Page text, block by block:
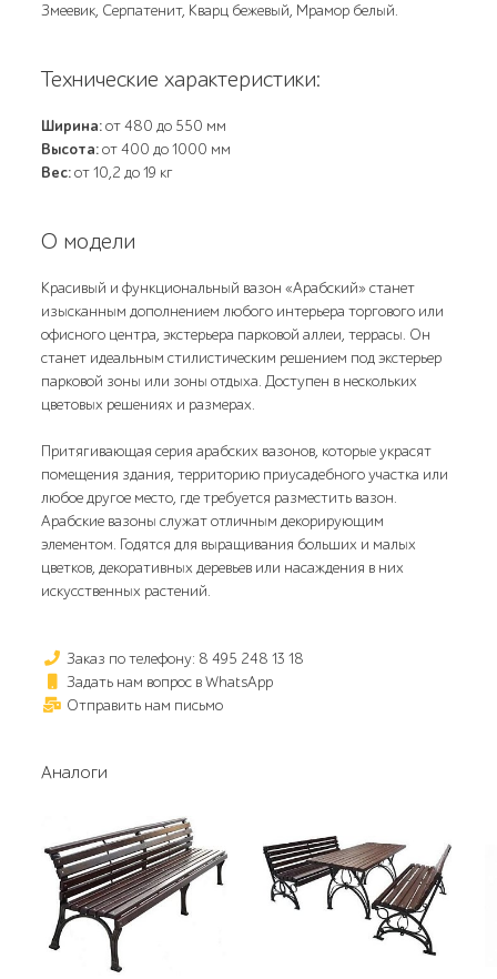
Змеевик, Серпатенит, Кварц бежевый, Мрамор белый.
Технические характеристики:
Ширина:от 480 до 550 мм
Высота:от 400 до 1000 мм
Вес:от 10,2 до 19 кг
О модели
Красивый и функциональный вазон «Арабский» станет
изысканным дополнением любого интерьера торгового или
офисного центра, экстерьера парковой аллеи, террасы. Он
станет идеальным стилистическим решением под экстерьер
парковой зоны или зоны отдыха. Доступен в нескольких
цветовых решениях и размерах.
Притягивающая серия арабских вазонов, которые украсят
помещения здания, территорию приусадебного участка или
любое другое место, где требуется разместить вазон.
Арабские вазоны служат отличным декорирующим
элементом. Годятся для выращивания больших и малых
цветков, декоративных деревьев или насаждения в них
искусственных растений.
Заказ по телефону: 8 495 248 13 18
Задать нам вопрос в WhatsApp
Отправить нам письмо
Аналоги